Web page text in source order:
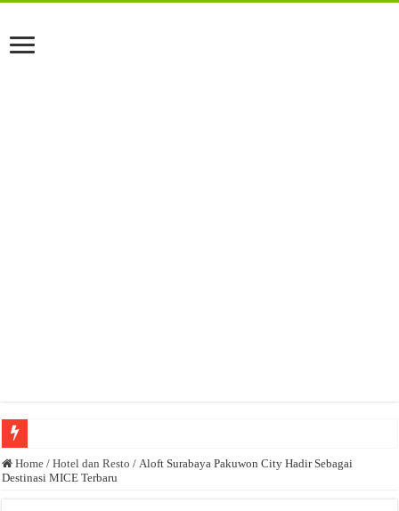
Anda butuh promosi usaha? Kontak ke Email redaksi@bisnisnasional.com
Home / Hotel dan Resto / Aloft Surabaya Pakuwon City Hadir Sebagai
Destinasi MICE Terbaru